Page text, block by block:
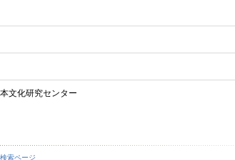
文化研究センター
索ページ